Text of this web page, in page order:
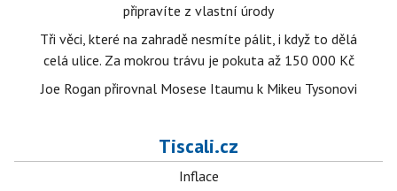
připravíte z vlastní úrody
Tři věci, které na zahradě nesmíte pálit, i když to dělá
celá ulice. Za mokrou trávu je pokuta až 150 000 Kč
Joe Rogan přirovnal Mosese Itaumu k Mikeu Tysonovi
Tiscali.cz
Inflace